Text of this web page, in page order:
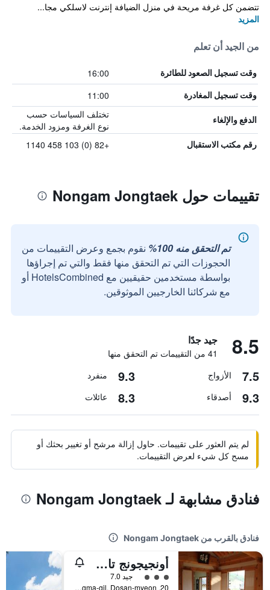
تتضمن كل غرفة مريحة في منزل الضيافة إنترنت لاسلكي مجا...
المزيد
من الجيد أن تعلم
وقت تسجيل الصعود للطائرة 16:00
وقت تسجيل المغادرة 11:00
الدفع والإلغاء
تختلف السياسات حسب
نوع الغرفة ومزود الخدمة.
رقم مكتب الاستقبال +82 (0) 103 458 1140
تقييمات حول Nongam Jongtaek
تم التحقق منه 100%
نقوم بجمع وعرض التقييمات من
الحجوزات التي تم التحقق منها فقط والتي تم إجراؤها
بواسطة مستخدمين حقيقيين مع HotelsCombined أو
مع شركائنا الخارجيين الموثوقين.
8.5 جيد جدًا
41 من التقييمات تم التحقق منها
7.5 الأزواج 9.3 منفرد
9.3 أصدقاء 8.3 عائلات
لم يتم العثور على تقييمات. حاول إزالة مرشح أو تغيير بحثك أو
مسح كل شيء لعرض التقييمات.
فنادق مشابهة لـ Nongam Jongtaek
فنادق بالقرب من Nongam Jongtaek
أونجيجونج تاك سامباك دانج
تقييم فئة 3جيد 7.0
20, Onhyejungma-gil, Dosan-myeon, أندونغ, كوريا الجنوبية